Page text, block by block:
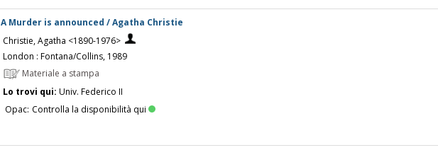
A Murder is announced / Agatha Christie
Christie, Agatha <1890-1976>
London : Fontana/Collins, 1989
Materiale a stampa
Lo trovi qui: Univ. Federico II
Opac: Controlla la disponibilità qui